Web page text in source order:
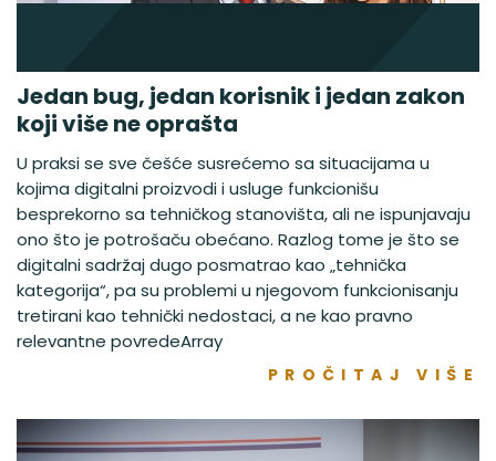
Jedan bug, jedan korisnik i jedan zakon
koji više ne oprašta
U praksi se sve češće susrećemo sa situacijama u
kojima digitalni proizvodi i usluge funkcionišu
besprekorno sa tehničkog stanovišta, ali ne ispunjavaju
ono što je potrošaču obećano. Razlog tome je što se
digitalni sadržaj dugo posmatrao kao „tehnička
kategorija“, pa su problemi u njegovom funkcionisanju
tretirani kao tehnički nedostaci, a ne kao pravno
relevantne povredeArray
PROČITAJ VIŠE